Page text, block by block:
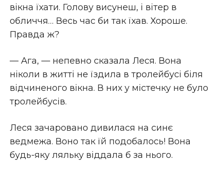
вікна їхати. Голову висунеш, і вітер в
обличчя… Весь час би так їхав. Хороше.
Правда ж?
— Ага, — непевно сказала Леся. Вона
ніколи в житті не їздила в тролейбусі біля
відчиненого вікна. В них у містечку не було
тролейбусів.
Леся зачаровано дивилася на синє
ведмежа. Воно так їй подобалось! Вона
будь-яку ляльку віддала б за нього.